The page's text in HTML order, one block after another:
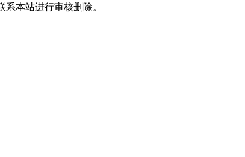
本站进行审核删除。